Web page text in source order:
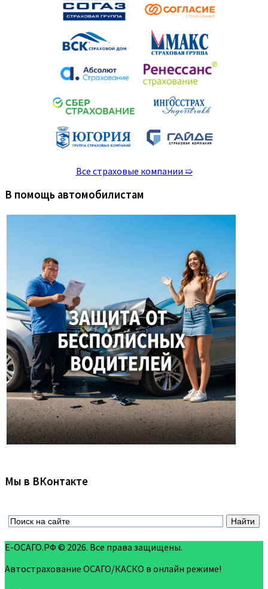
Все страховые компании ➯
В помощь автомобилистам
Мы в ВКонтакте
Е-ОСАГО.РФ © 2026. Все права защищены.
Автострахование ОСАГО/КАСКО в онлайн режиме!